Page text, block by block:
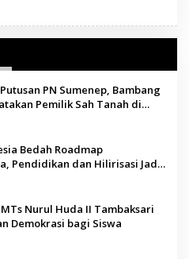
PN Sumenep, Bambang
Pemilik Sah Tanah di
Bedah Roadmap
Pendidikan dan Hilirisasi Jadi
Nurul Huda II Tambaksari
Demokrasi bagi Siswa